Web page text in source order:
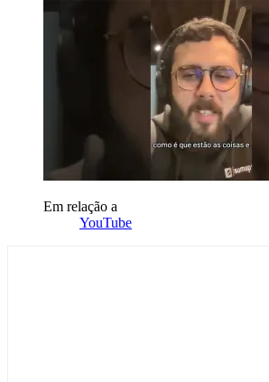
Em relação a
YouTube